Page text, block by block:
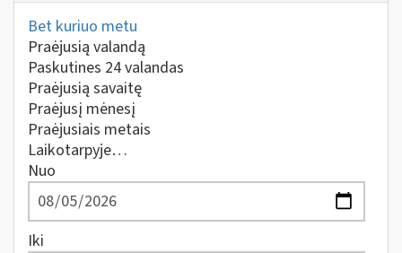
Bet kuriuo metu
Praėjusią valandą
Paskutines 24 valandas
Praėjusią savaitę
Praėjusį mėnesį
Praėjusiais metais
Laikotarpyje…
Nuo
Iki